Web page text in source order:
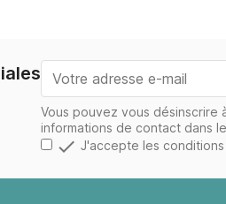
Vous pouvez vous désinscrire
informations de contact dans
 J'accepte les